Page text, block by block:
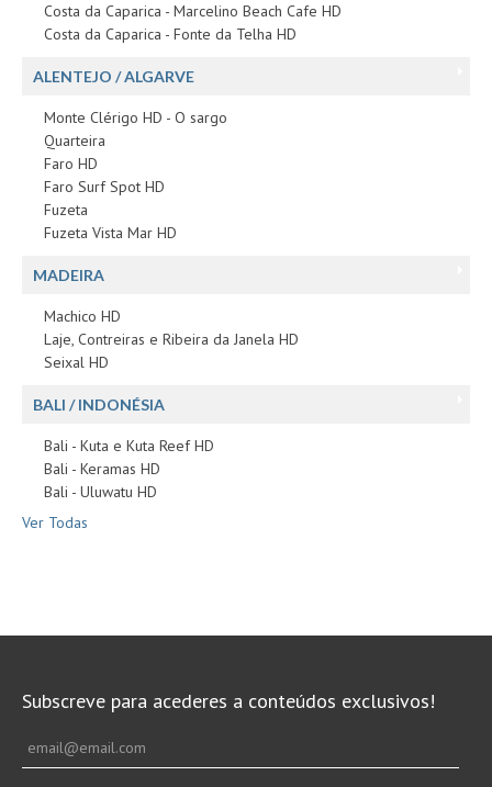
Costa da Caparica - Marcelino Beach Cafe HD
Costa da Caparica - Fonte da Telha HD
ALENTEJO / ALGARVE
Monte Clérigo HD - O sargo
Quarteira
Faro HD
Faro Surf Spot HD
Fuzeta
Fuzeta Vista Mar HD
MADEIRA
Machico HD
Laje, Contreiras e Ribeira da Janela HD
Seixal HD
BALI / INDONÉSIA
Bali - Kuta e Kuta Reef HD
Bali - Keramas HD
Bali - Uluwatu HD
Ver Todas
Subscreve para acederes a conteúdos exclusivos!